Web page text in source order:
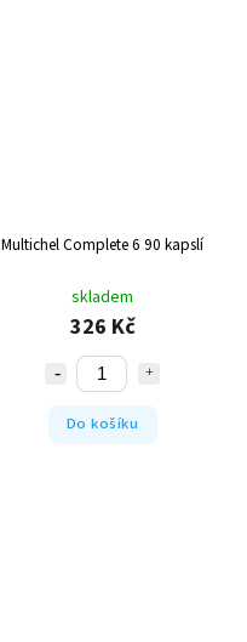
Multichel Complete 6 90 kapslí
skladem
326 Kč
Do košíku